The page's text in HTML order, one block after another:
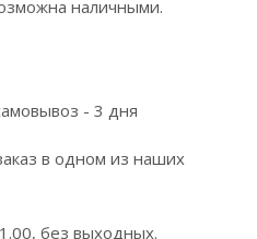
наличными.
- 3 дня
в одном из наших
без выходных.